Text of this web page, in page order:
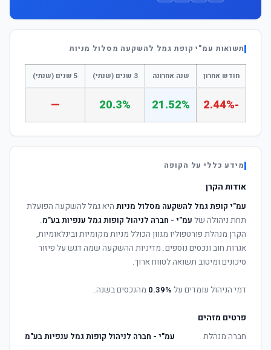
תשואות עמ"י קופת גמל להשקעה מסלול מניות
חודש אחרון שנה אחרונה 3 שנים (שנתי) 5 שנים (שנתי)
-2.44%
21.52%
20.3%
—
מידע כללי על הקופה
אודות הקרן
עמ"י קופת גמל להשקעה מסלול מניות היא גמל להשקעה הפועלת
תחת ניהולה של עמ"י - חברה לניהול קופות גמל ענפיות בע"מ.
הקרן מנהלת פורטפוליו מגוון הכולל מניות מקומיות ובינלאומיות,
אגרות חוב ונכסים נוספים. מדיניות ההשקעה שמה דגש על פיזור
סיכונים ומיטוב תשואה לטווח ארוך.
דמי הניהול עומדים על 0.39% מהנכסים בשנה.
פרטים מזהים
חברה מנהלת
עמ"י - חברה לניהול קופות גמל ענפיות בע"מ